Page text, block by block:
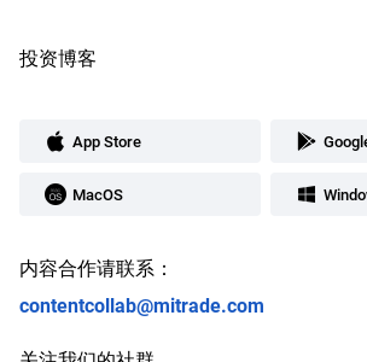
投资博客
App Store
MacOS
内容合作请联系：
contentcollab@mitrade.com